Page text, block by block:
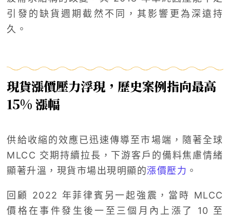
引發的缺貨週期截然不同，其影響更為深遠持
久。
現貨漲價壓力浮現，歷史案例指向最高
15% 漲幅
供給收縮的效應已迅速傳導至市場端，隨著全球
MLCC 交期持續拉長，下游客戶的備料焦慮情緒
顯著升溫，現貨市場出現明顯的漲價壓力 。
回顧 2022 年菲律賓另一起強震，當時 MLCC
價格在事件發生後一至三個月內上漲了 10 至